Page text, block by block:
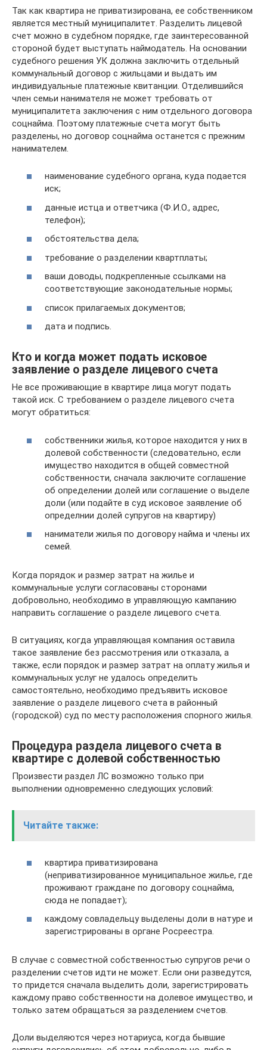
Так как квартира не приватизирована, ее собственником
является местный муниципалитет. Разделить лицевой
счет можно в судебном порядке, где заинтересованной
стороной будет выступать наймодатель. На основании
судебного решения УК должна заключить отдельный
коммунальный договор с жильцами и выдать им
индивидуальные платежные квитанции. Отделившийся
член семьи нанимателя не может требовать от
муниципалитета заключения с ним отдельного договора
соцнайма. Поэтому платежные счета могут быть
разделены, но договор соцнайма останется с прежним
нанимателем.
наименование судебного органа, куда подается
иск;
данные истца и ответчика (Ф.И.О., адрес,
телефон);
обстоятельства дела;
требование о разделении квартплаты;
ваши доводы, подкрепленные ссылками на
соответствующие законодательные нормы;
список прилагаемых документов;
дата и подпись.
Кто и когда может подать исковое
заявление о разделе лицевого счета
Не все проживающие в квартире лица могут подать
такой иск. С требованием о разделе лицевого счета
могут обратиться:
собственники жилья, которое находится у них в
долевой собственности (следовательно, если
имущество находится в общей совместной
собственности, сначала заключите соглашение
об определении долей или соглашение о выделе
доли (или подайте в суд исковое заявление об
определнии долей супругов на квартиру)
наниматели жилья по договору найма и члены их
семей.
Когда порядок и размер затрат на жилье и
коммунальные услуги согласованы сторонами
добровольно, необходимо в управляющую кампанию
направить соглашение о разделе лицевого счета.
В ситуациях, когда управляющая компания оставила
такое заявление без рассмотрения или отказала, а
также, если порядок и размер затрат на оплату жилья и
коммунальных услуг не удалось определить
самостоятельно, необходимо предъявить исковое
заявление о разделе лицевого счета в районный
(городской) суд по месту расположения спорного жилья.
Процедура раздела лицевого счета в
квартире с долевой собственностью
Произвести раздел ЛС возможно только при
выполнении одновременно следующих условий:
Читайте также:
квартира приватизирована
(неприватизированное муниципальное жилье, где
проживают граждане по договору соцнайма,
сюда не попадает);
каждому совладельцу выделены доли в натуре и
зарегистрированы в органе Росреестра.
В случае с совместной собственностью супругов речи о
разделении счетов идти не может. Если они разведутся,
то придется сначала выделить доли, зарегистрировать
каждому право собственности на долевое имущество, и
только затем обращаться за разделением счетов.
Доли выделяются через нотариуса, когда бывшие